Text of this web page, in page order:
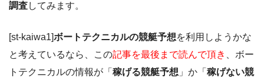
調査してみます。
[st-kaiwa1]ボートテクニカルの競艇予想を利用しようかな
と考えているなら、この記事を最後まで読んで頂き
、ボー
トテクニカルの情報が「 稼げる競艇予想 」か「 稼げない競